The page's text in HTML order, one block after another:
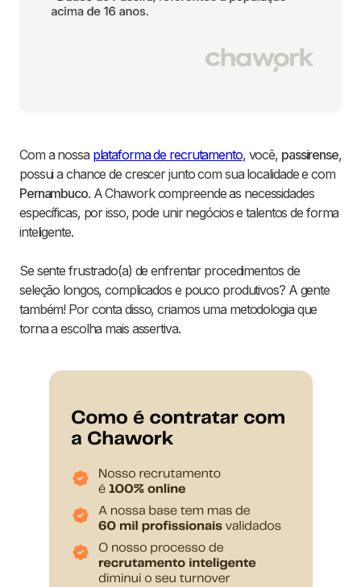
Com a nossa plataforma de recrutamento, você, passirense,
possui a chance de crescer junto com sua localidade e com
Pernambuco. A Chawork compreende as necessidades
específicas, por isso, pode unir negócios e talentos de forma
inteligente.
Se sente frustrado(a) de enfrentar procedimentos de
seleção longos, complicados e pouco produtivos? A gente
também! Por conta disso, criamos uma metodologia que
torna a escolha mais assertiva.